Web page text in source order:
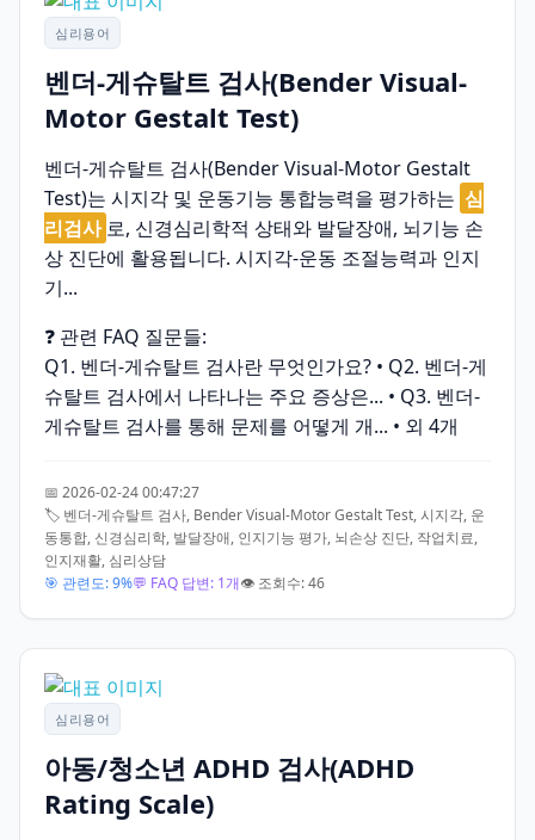
심리용어
벤더-게슈탈트 검사(Bender Visual-
Motor Gestalt Test)
벤더-게슈탈트 검사(Bender Visual-Motor Gestalt
Test)는 시지각 및 운동기능 통합능력을 평가하는 심
리검사 로, 신경심리학적 상태와 발달장애, 뇌기능 손
상 진단에 활용됩니다. 시지각-운동 조절능력과 인지
기...
❓ 관련 FAQ 질문들:
Q1. 벤더-게슈탈트 검사란 무엇인가요? • Q2. 벤더-게
슈탈트 검사에서 나타나는 주요 증상은... • Q3. 벤더-
게슈탈트 검사를 통해 문제를 어떻게 개... • 외 4개
📅 2026-02-24 00:47:27
🏷️ 벤더-게슈탈트 검사, Bender Visual-Motor Gestalt Test, 시지각, 운
동통합, 신경심리학, 발달장애, 인지기능 평가, 뇌손상 진단, 작업치료,
인지재활, 심리상담
🎯 관련도: 9%💬 FAQ 답변: 1개👁️ 조회수: 46
심리용어
아동/청소년 ADHD 검사(ADHD
Rating Scale)